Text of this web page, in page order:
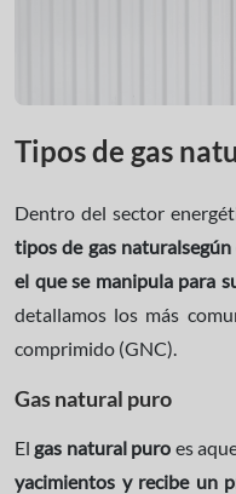
Tipos de gas
Dentro del sector
tipos de gas natural
el que se manipula para
detallamos los más
comprimido (GNC).
Gas natural puro
El gas natural puro es
yacimientos y recibe un